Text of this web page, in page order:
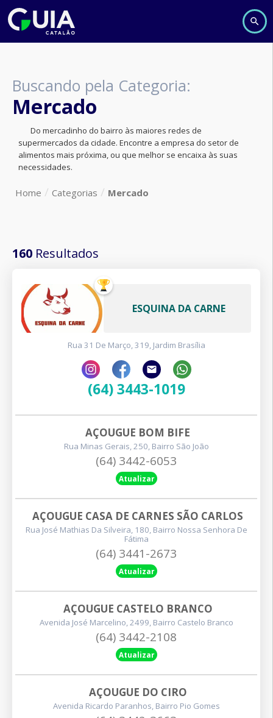
Buscando pela Categoria:
Mercado
Do mercadinho do bairro às maiores redes de
supermercados da cidade. Encontre a empresa do setor de
alimentos mais próxima, ou que melhor se encaixa às suas
necessidades.
Home Categorias Mercado
160 Resultados
ESQUINA DA CARNE
Rua 31 De Março, 319, Jardim Brasília
(64) 3443-1019
AÇOUGUE BOM BIFE
Rua Minas Gerais, 250, Bairro São João
(64) 3442-6053
Atualizar
AÇOUGUE CASA DE CARNES SÃO CARLOS
Rua José Mathias Da Silveira, 180, Bairro Nossa Senhora De
Fátima
(64) 3441-2673
Atualizar
AÇOUGUE CASTELO BRANCO
Avenida José Marcelino, 2499, Bairro Castelo Branco
(64) 3442-2108
Atualizar
AÇOUGUE DO CIRO
Avenida Ricardo Paranhos, Bairro Pio Gomes